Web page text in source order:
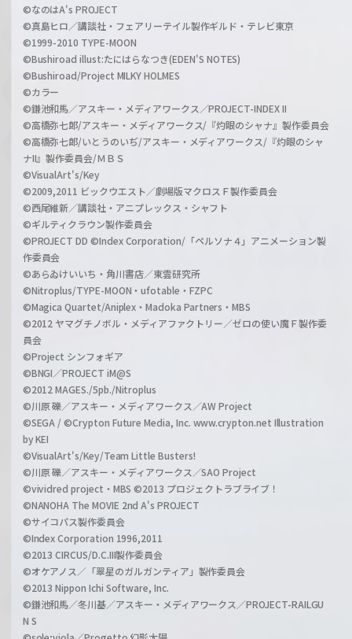
©なのはA's PROJECT
©真島ヒロ／講談社・フェアリーテイル製作ギルド・テレビ東京
©1999-2010 TYPE-MOON
©Bushiroad illust:たにはらなつき(EDEN'S NOTES)
©Bushiroad/Project MILKY HOLMES
©カラー
©鎌池和馬／アスキー・メディアワークス／PROJECT-INDEX II
©高橋弥七郎/アスキー・メディアワークス/『灼眼のシャナ』製作委員会
©高橋弥七郎/いとうのいぢ/アスキー・メディアワークス/『灼眼のシャ
ナII』製作委員会/ＭＢＳ
©VisualArt's/Key
©2009,2011 ビックウエスト／劇場版マクロスＦ製作委員会
©西尾維新／講談社・アニプレックス・シャフト
©ギルティクラウン製作委員会
©PROJECT DD ©Index Corporation/「ペルソナ４」アニメーション製
作委員会
©あらゐけいいち・角川書店／東雲研究所
©Nitroplus/TYPE-MOON・ufotable・FZPC
©Magica Quartet/Aniplex・Madoka Partners・MBS
©2012 ヤマグチノボル・メディアファクトリー／ゼロの使い魔Ｆ製作委
員会
©Project シンフォギア
©BNGI／PROJECT iM@S
©2012 MAGES./5pb./Nitroplus
©川原 礫／アスキー・メディアワークス／AW Project
©SEGA / ©Crypton Future Media, Inc. www.crypton.net Illustration
by KEI
©VisualArt's/Key/Team Little Busters!
©川原 礫／アスキー・メディアワークス／SAO Project
©vividred project・MBS ©2013 プロジェクトラブライブ！
©NANOHA The MOVIE 2nd A's PROJECT
©サイコパス製作委員会
©Index Corporation 1996,2011
©2013 CIRCUS/D.C.III製作委員会
©オケアノス／「翠星のガルガンティア」製作委員会
©2013 Nippon Ichi Software, Inc.
©鎌池和馬／冬川基／アスキー・メディアワークス／PROJECT-RAILGU
N S